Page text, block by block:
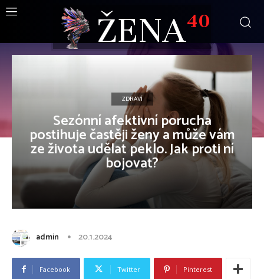
ŽENA40
ZDRAVÍ
Sezónní afektivní porucha
postihuje častěji ženy a může vám
ze života udělat peklo. Jak proti ní
bojovat?
admin 20.1.2024
Facebook Twitter Pinterest